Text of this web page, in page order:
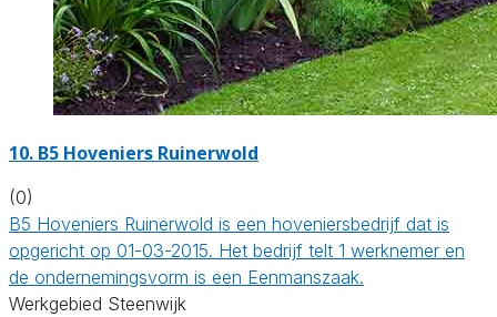
10. B5 Hoveniers Ruinerwold
(0)
B5 Hoveniers Ruinerwold is een hoveniersbedrijf dat is
opgericht op 01-03-2015. Het bedrijf telt 1 werknemer en
de ondernemingsvorm is een Eenmanszaak.
Werkgebied Steenwijk